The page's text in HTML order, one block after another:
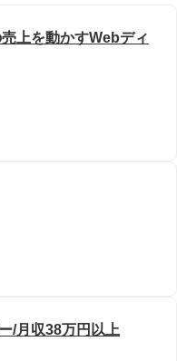
上を動かすWebディ
/月収38万円以上